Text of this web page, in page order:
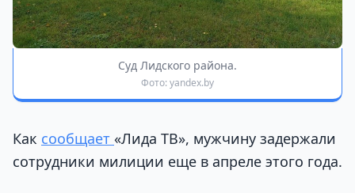
Суд Лидского района.
Фото: yandex.by
Как сообщает «Лида ТВ», мужчину задержали
сотрудники милиции еще в апреле этого года.